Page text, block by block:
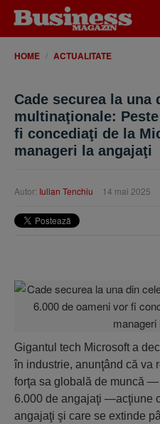
HOME ACTUALITATE
Cade securea la una
multinaţionale:
fi concediaţi de la
manageri la angajaţi
Autor: Iulian Tenchiu 14 mai 2025
Gigantul tech Microsoft a
în industrie, anunţând că va
forţa sa globală de muncă
6.000 de angajaţi —acţiune
angajaţi şi care se extinde